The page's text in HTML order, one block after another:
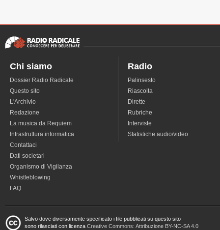
Chi siamo
Dossier Radio Radicale
Questo sito
L'Archivio
Redazione
La musica da Requiem
Infrastruttura informatica
Contattaci
Dati societari
Organismo di Vigilanza
Whistleblowing
FAQ
Radio
Palinsesto
Riascolta
Dirette
Rubriche
Interviste
Statistiche audio/video
Salvo dove diversamente specificato i file pubblicati su questo sito
sono rilasciati con licenza Creative Commons: Attribuzione BY-NC-SA 4.0